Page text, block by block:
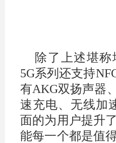
除了上述堪称
5G系列还支持
有AKG双扬声器
速充电、无线加
面的为用户提升
能每一个都是值